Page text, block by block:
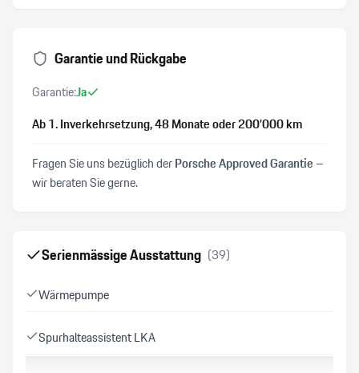
Garantie und Rückgabe
Garantie:Ja
Ab 1. Inverkehrsetzung, 48 Monateoder 200’000 km
Fragen Sie uns bezüglich derPorsche Approved Garantie –
wir beraten Sie gerne.
Serienmässige Ausstattung (39)
Wärmepumpe
Spurhalteassistent LKA